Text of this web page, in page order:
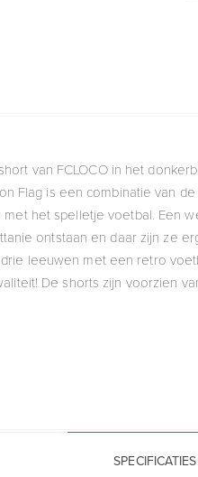
van FCLOCO in het
Flag is een combinatie van
met het spelletje voetbal. Een
ontstaan en daar zijn ze
leeuwen met een retro
De shorts zijn voorzien
SPECIFICATIES